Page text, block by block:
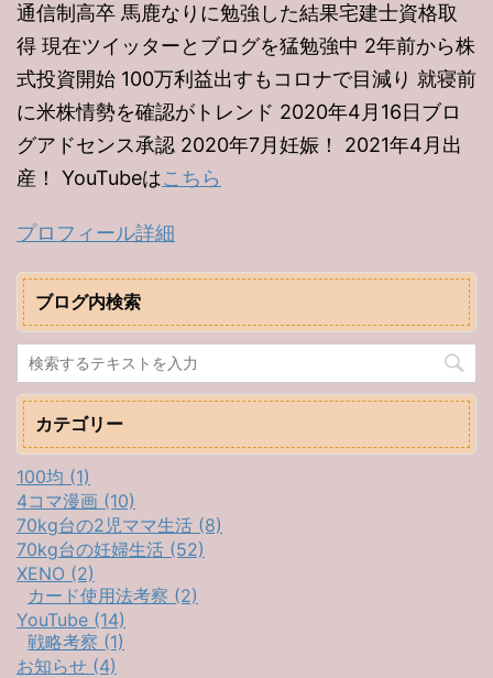
通信制高卒 馬鹿なりに勉強した結果宅建士資格取
得 現在ツイッターとブログを猛勉強中 2年前から株
式投資開始 100万利益出すもコロナで目減り 就寝前
に米株情勢を確認がトレンド 2020年4月16日ブロ
グアドセンス承認 2020年7月妊娠！ 2021年4月出
産！ YouTubeはこちら
プロフィール詳細
ブログ内検索
カテゴリー
100均 (1)
4コマ漫画 (10)
70kg台の2児ママ生活 (8)
70kg台の妊婦生活 (52)
XENO (2)
カード使用法考察 (2)
YouTube (14)
戦略考察 (1)
お知らせ (4)